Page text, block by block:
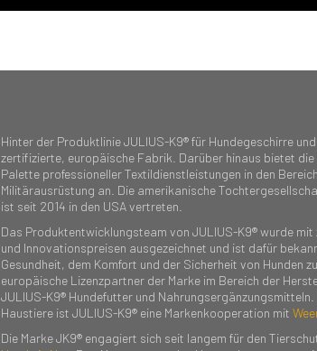
Hinter der Produktlinie JULIUS-K9® für Hundegeschirre
zertifizierte, europäische Fabrik. Darüber hinaus bietet
Palette professioneller Textildienstleistungen in den
Militärausrüstung an. Die amerikanische
ist seit 2014 in den USA vertreten.
Das Produktentwicklungsteam von JULIUS-K9® wurde
und Innovationspreisen ausgezeichnet und ist dafür
Gesundheit, dem Komfort und der Sicherheit von Hunden
europäische Lizenzpartner der Marke im Bereich der
JULIUS-K9® Hundefutter und
Haustiere ist JULIUS-K9® eine Markenkooperation mit
Die Marke JK9® engagiert sich seit langem für den